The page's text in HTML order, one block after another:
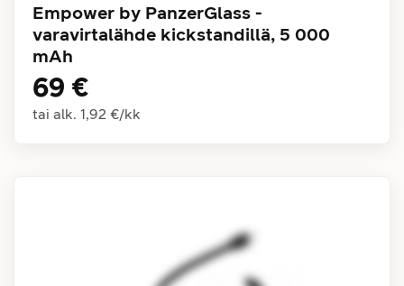
Empower by PanzerGlass -
varavirtalähde kickstandillä, 5 000
mAh
69 €
tai alk. 1,92 €/kk